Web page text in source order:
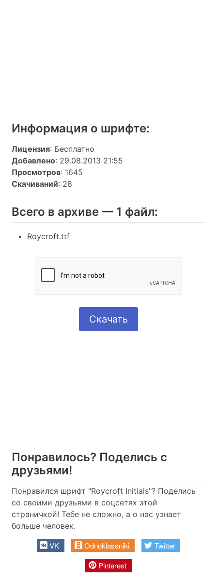
Информация о шрифтe:
Лицензия: Бесплатно
Добавлено: 29.08.2013 21:55
Просмотров: 1645
Скачиваний: 28
Всего в архиве — 1 файл:
Roycroft.ttf
Скачать
Понравилось? Поделись с
друзьями!
Понравился шрифт "Roycroft Initials"? Поделись
со своими друзьями в соцсетях этой
страничкой! Тебе не сложно, а о нас узнает
больше человек.
VK Odnoklassniki
Twitter
Pinterest